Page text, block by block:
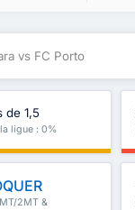
vs FC Porto
de 1,5
ligue : 0%
2MT &